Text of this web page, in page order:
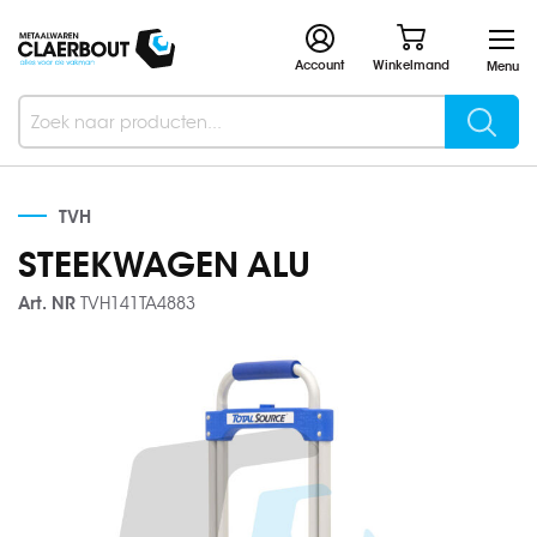
Menu
Winkelmand
Account
Search
TVH
STEEKWAGEN ALU
Art. NR TVH141TA4883
afbeeldingen-